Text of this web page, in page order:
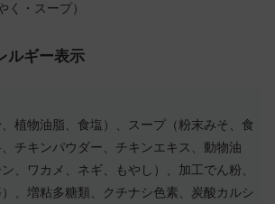
く・スープ）
ルギー表示
植物油脂、食塩）、スープ（粉末みそ、食
チキンパウダー、チキンエキス、動物油
、ワカメ、ネギ、もやし）、加工でん粉、
、増粘多糖類、クチナシ色素、炭酸カルシ